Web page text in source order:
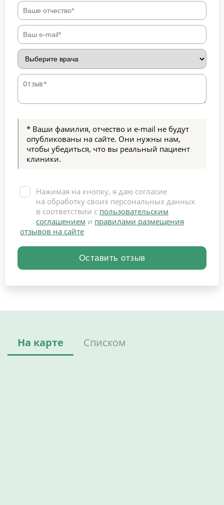
* Ваши фамилия, отчество и e-mail не будут
опубликованы на сайте. Они нужны нам,
чтобы убедиться, что вы реальный пациент
клиники.
Нажимая на кнопку, я даю согласие
на обработку своих персональных данных
в соответствии с пользовательским
соглашением и правилами размещения
отзывов на сайте
На карте Списком